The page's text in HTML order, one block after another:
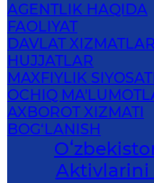
AGENTLIK HAQIDA
FAOLIYAT
DAVLAT XIZMATLARI
HUJJATLAR
MAXFIYLIK SIYOSATI
OCHIQ
AXBOROT XIZMATI
BOG‘LANISH
Aktivlarini